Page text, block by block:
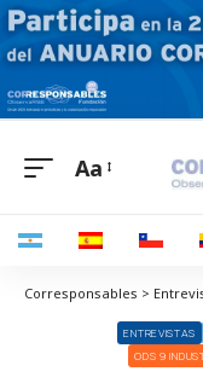
Aa
ENTREVISTAS
ODS 9